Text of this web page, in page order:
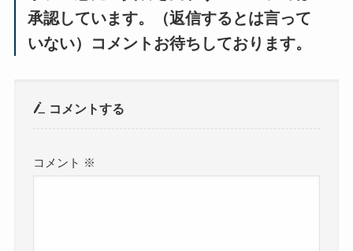
承認しています。（返信するとは言って
いない）コメントお待ちしております。
コメントする
コメント ※